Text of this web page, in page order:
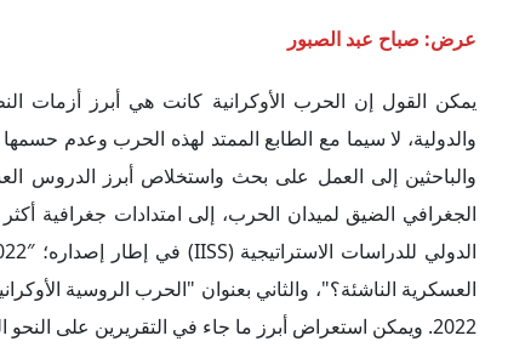
عرض: صباح عبد الصبور
يمكن القول إن الحرب الأوكرانية كانت هي أبرز أزمات
والدولية، لا سيما مع الطابع الممتد لهذه الحرب وعدم
والباحثين إلى العمل على بحث واستخلاص أبرز الدروس
الجغرافي الضيق لميدان الحرب، إلى امتدادات جغرافية
2022. ويمكن استعراض أبرز ما جاء في التقريرين على النحو التالي: